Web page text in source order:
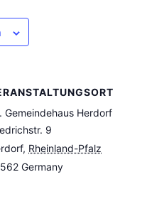
Gemeindehaus Herdorf
9
, Rheinland-Pfalz
Germany